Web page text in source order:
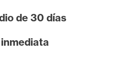
de 30 días